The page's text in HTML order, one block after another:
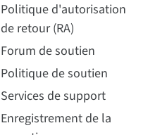
Politique d'autorisation
de retour (RA)
Forum de soutien
Politique de soutien
Services de support
Enregistrement de la